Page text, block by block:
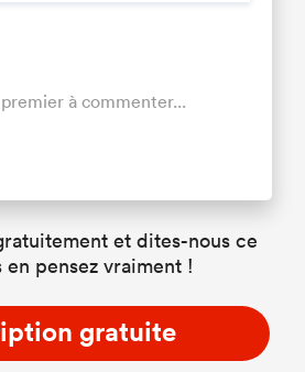
à commenter...
et dites-nous ce
en pensez vraiment !
gratuite